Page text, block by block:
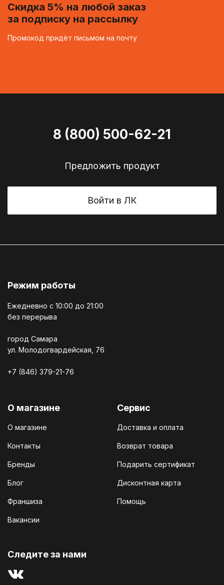
Скидка 5% на любой заказ
за подписку на рассылку
Промокод придёт письмом на почту
8 (800) 500-62-21
Предложить продукт
Войти в ЛК
Режим работы
Ежедневно c 10:00 до 21:00
без перерыва
город Самара
ул. Молодогвардейская, 76
+7 (846) 379-21-76
О магазине
О магазине
Контакты
Бренды
Блог
Франшиза
Вакансии
Сервис
Доставка и оплата
Возврат товара
Подарить сертификат
Дисконтная карта
Помощь
Cледите за нами